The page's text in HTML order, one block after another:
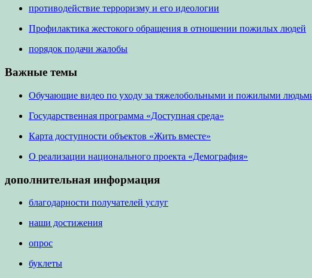
противодействие терроризму и его идеологии
Профилактика жестокого обращения в отношении пожилых людей
порядок подачи жалобы
Важные темы
Обучающие видео по уходу за тяжелобольными и пожилыми
Государственная программа «Доступная среда»
Карта доступности объектов «Жить вместе»
О реализации национального проекта «Демография»
дополнительная информация
благодарности получателей услуг
наши достижения
опрос
буклеты